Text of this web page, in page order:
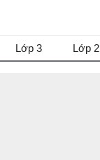
Lớp 3 Lớp 2